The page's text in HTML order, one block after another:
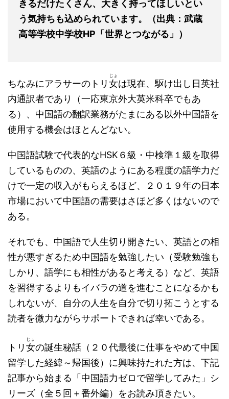
きるだけたくさん、大きく持ってほしいとい
う気持ちも込められています。（出典：武蔵
高等学校中学校HP「世界とつながる」）
ちなみにアラサーのトリ女
じょ
は現在、駆け出し日英社
内通訳者であり（一応東京外大英米科卒でもあ
る）、中国語の翻訳業務がたまにある以外中国語を
使用する機会はほとんどない。
中国語試験で代表的なHSK６級・中検準１級を取得
しているものの、英語のようにある程度の語学力だ
けで一定の収入がもらえるほど、２０１９年の日本
市場において中国語の需要はさほど多くはないので
ある。
それでも、中国語で人生切り開きたい、英語との相
性が悪すぎるため中国語を勉強したい（受験勉強も
しかり、語学にも相性があると考える）など、英語
を習得するよりもイバラの道を進むことになるかも
しれないが、自分の人生を自分で切り拓こうとする
読者を微力ながらサポートできれば幸いである。
トリ女
じょ
の誕生秘話（２０代最後に仕事をやめて中国
留学した経緯～帰国後）に興味持たれた方は、下記
記事から始まる「中国語力ゼロで留学してみた」シ
リーズ（全５回＋番外編）をお読み頂きたい。